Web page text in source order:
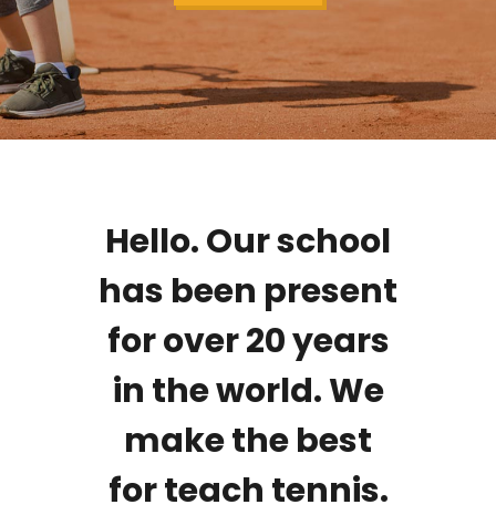
Hello. Our school
has been present
for over 20 years
in the world. We
make the best
for teach tennis.